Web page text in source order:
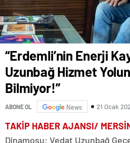
“Erdemli’nin Enerji
Uzunbağ Hizmet
Bilmiyor!”
ABONE OL News 21 Ocak
TAKİP HABER AJANSI/
Dinamosu: Vedat Uzunbağ